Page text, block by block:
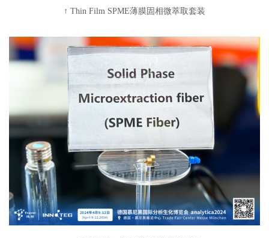
↑ Thin Film SPME薄膜固相微萃取套装